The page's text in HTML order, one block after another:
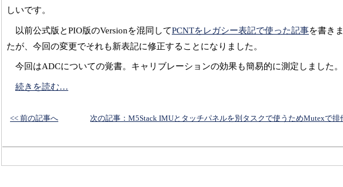
しいです。
以前公式版とPIO版のVersionを混同してPCNTをレガシー表記で使った記事を書き
たが、今回の変更でそれも新表記に修正することになりました。
今回はADCについての覚書。キャリブレーションの効果も簡易的に測定しました。
続きを読む…
次の記事：M5Stack IMUとタッチパネルを別タスクで使うためMutexで排
<< 前の記事へ